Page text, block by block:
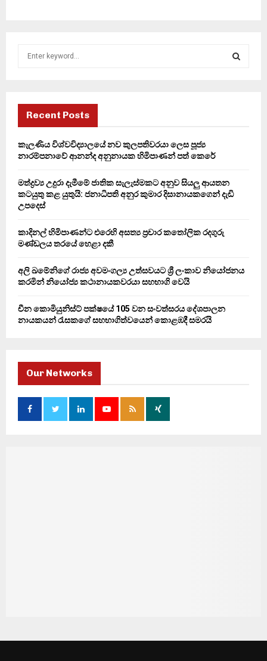
f
r
H
Recent Posts
කැලණිය විශ්වවිද්‍යාලයේ නව කුලපතිවරයා ලෙස පූජ්‍ය
නාරම්පනාවේ ආනන්ද අනුනායක හිමිපාණන් පත් කෙරේ
මත්ද්‍රව්‍ය උදුරා දැමීමේ ජාතික සැලැස්මකට අනුව සියලු ආයතන
කටයුතු කළ යුතුයි: ජනාධිපති අනුර කුමාර දිසානායකගෙන් දැඩි
උපදෙස්
කාදිනල් හිමිපාණන්ට එරෙහි අසත්‍ය ප්‍රචාර කතෝලික රදගුරු
මණ්ඩලය තරයේ හෙළා දකී
අලි ඛමේනිගේ රාජ්‍ය අවමංගල්‍ය උත්සවයට ශ්‍රී ලංකාව නියෝජනය
කරමින් නියෝජ්‍ය කථානායකවරයා සහභාගි වෙයි
චීන කොමියුනිස්ට් පක්ෂයේ 105 වන සංවත්සරය දේශපාලන
නායකයන් රැසකගේ සහභාගිත්වයෙන් කොළඹදී සමරයි
Our Networks